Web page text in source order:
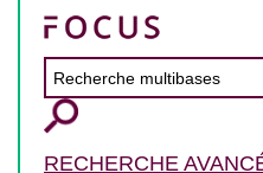
RECHERCHE